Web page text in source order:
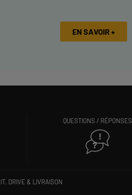
EN SAVOIR +
QUESTIONS / RÉPONSES
DRIVE & LIVRAISON